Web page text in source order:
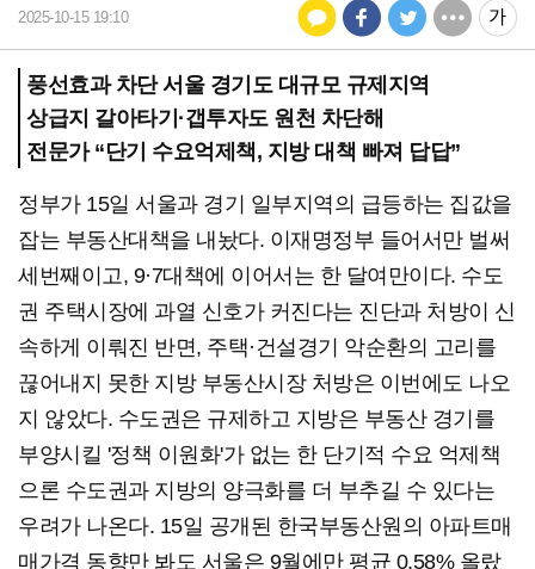
2025-10-15 19:10
풍선효과 차단 서울 경기도 대규모 규제지역
상급지 갈아타기·갭투자도 원천 차단해
전문가 “단기 수요억제책, 지방 대책 빠져 답답”
정부가 15일 서울과 경기 일부지역의 급등하는 집값을
잡는 부동산대책을 내놨다. 이재명정부 들어서만 벌써
세번째이고, 9·7대책에 이어서는 한 달여만이다. 수도
권 주택시장에 과열 신호가 커진다는 진단과 처방이 신
속하게 이뤄진 반면, 주택·건설경기 악순환의 고리를
끊어내지 못한 지방 부동산시장 처방은 이번에도 나오
지 않았다. 수도권은 규제하고 지방은 부동산 경기를
부양시킬 '정책 이원화'가 없는 한 단기적 수요 억제책
으론 수도권과 지방의 양극화를 더 부추길 수 있다는
우려가 나온다. 15일 공개된 한국부동산원의 아파트매
매가격 동향만 봐도 서울은 9월에만 평균 0.58% 올랐